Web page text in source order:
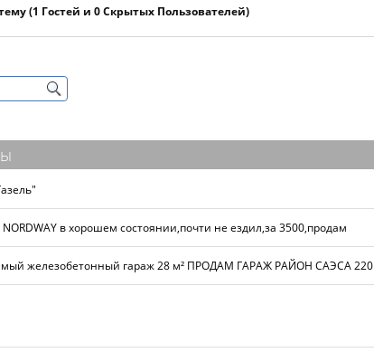
(1 Гостей и 0 Скрытых Пользователей)
в хорошем состоянии,почти не ездил,за 3500,продам
железобетонный гараж 28 м² ПРОДАМ ГАРАЖ РАЙОН САЭСА 220